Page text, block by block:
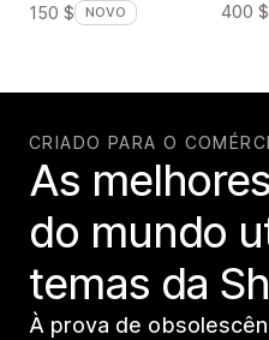
150 $
NOVO
400 $
CRIADO PARA O
As
do mundo
temas da
À prova de